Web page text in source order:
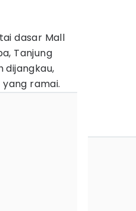
dasar Mall
Tanjung
dijangkau,
ramai.